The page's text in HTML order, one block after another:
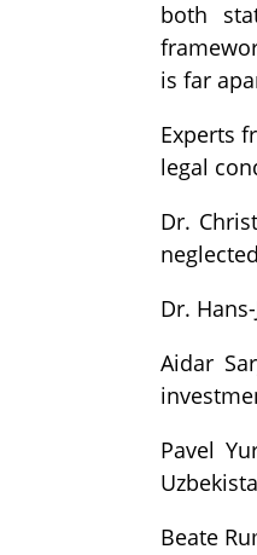
both
is far
Experts
legal
Dr.
Dr.
Aidar
Pavel
Beate